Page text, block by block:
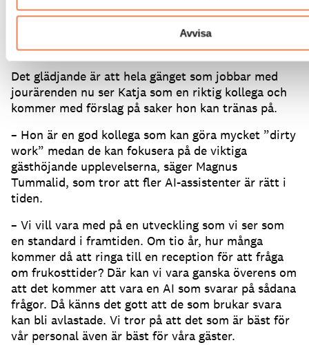
Avvisa
kajakomaten, hur vi kan erbjuda bättre service live
och hur hon och kollegorna kan slippa svara på
rutinfrågor om var man parkerar.
Det glädjande är att hela gänget som jobbar med
jourärenden nu ser Katja som en riktig kollega och
kommer med förslag på saker hon kan tränas på.
– Hon är en god kollega som kan göra mycket ”dirty
work” medan de kan fokusera på de viktiga
gästhöjande upplevelserna, säger Magnus
Tummalid, som tror att fler AI-assistenter är rätt i
tiden.
– Vi vill vara med på en utveckling som vi ser som
en standard i framtiden. Om tio år, hur många
kommer då att ringa till en reception för att fråga
om frukosttider? Där kan vi vara ganska överens om
att det kommer att vara en AI som svarar på sådana
frågor. Då känns det gott att de som brukar svara
kan bli avlastade. Vi tror på att det som är bäst för
vår personal även är bäst för våra gäster.